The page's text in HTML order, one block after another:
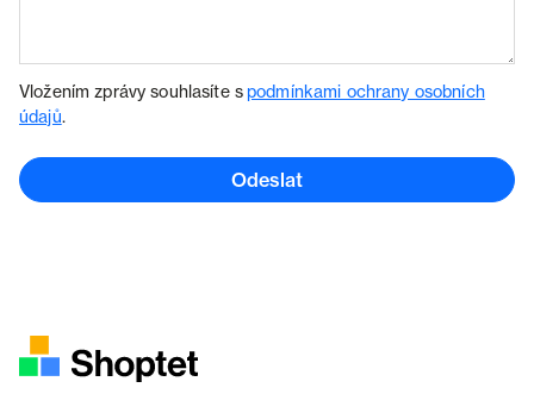
Vložením zprávy souhlasíte spodmínkami ochrany osobních
údajů.
Odeslat